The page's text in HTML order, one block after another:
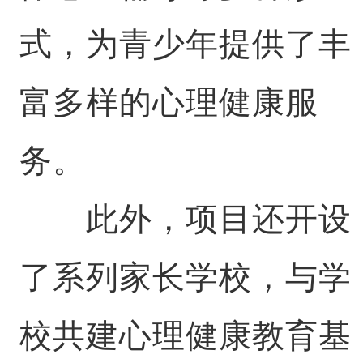
式，为青少年提供了丰
富多样的心理健康服
务。
此外，项目还开设
了系列家长学校，与学
校共建心理健康教育基